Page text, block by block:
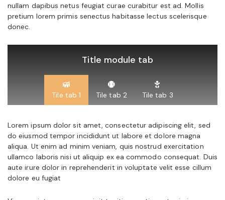
nullam dapibus netus feugiat curae curabitur est ad. Mollis
pretium lorem primis senectus habitasse lectus scelerisque
donec.
Title module tab
Tile tab 1 Tile tab 2 Tile tab 3
Lorem ipsum dolor sit amet, consectetur adipiscing elit, sed
do eiusmod tempor incididunt ut labore et dolore magna
aliqua. Ut enim ad minim veniam, quis nostrud exercitation
ullamco laboris nisi ut aliquip ex ea commodo consequat. Duis
aute irure dolor in reprehenderit in voluptate velit esse cillum
dolore eu fugiat